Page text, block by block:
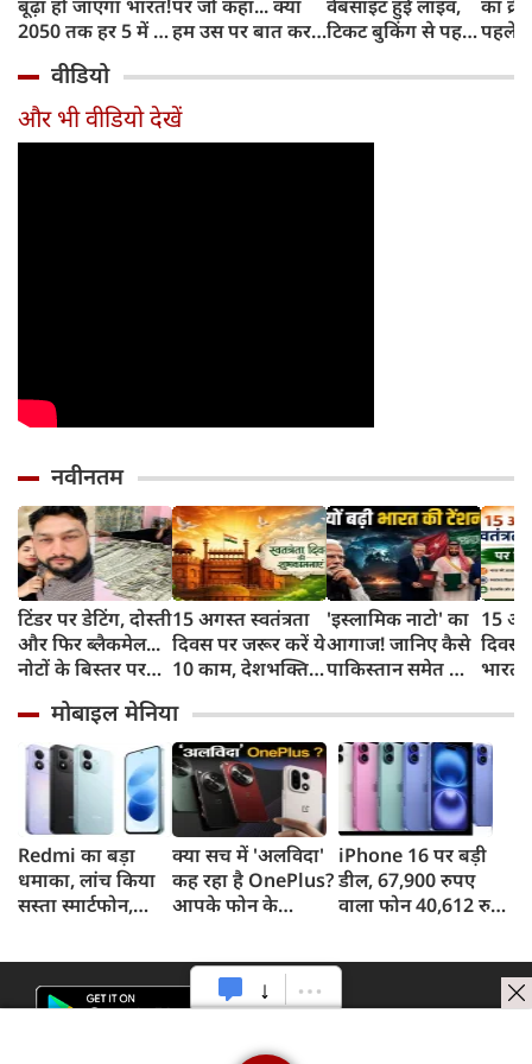
बूढ़ा हो जाएगा भारत!
2050 तक हर 5 में 1
साल से ज्यादा उम्र का
पर जो कहा... क्या
हम उस पर बात कर
वेबसाइट हुई लाइव,
टिकट बुकिंग से पहले
काम, जानें पूरा
का
पहले
और
वीडियो
और भी वीडियो देखें
नवीनतम
टिंडर पर डेटिंग, दोस्ती
और फिर ब्लैकमेल...
नोटों के बिस्तर पर
का सपना, लूट लिए 6
करोड़ रुपए
15 अगस्त स्वतंत्रता
दिवस पर जरूर करें ये
10 काम, देशभक्ति
आजादी का पर्व
'इस्लामिक नाटो' का
आगाज! जानिए कैसे
पाकिस्तान समेत तीन
बढ़ाई भारत की टेंशन
15
दिवस
भारत
महत्व
मोबाइल मेनिया
Redmi का बड़ा
धमाका, लांच किया
सस्ता स्मार्टफोन,
क्या सच में 'अलविदा'
कह रहा है OnePlus?
आपके फोन के
iPhone 16 पर बड़ी
डील, 67,900 रुपए
वाला फोन 40,612 रुपए